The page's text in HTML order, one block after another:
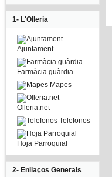
1- L'Olleria
Ajuntament
Farmàcia guàrdia
Mapes
Olleria.net
Telefonos
Hoja Parroquial
2- Enllaços Generals